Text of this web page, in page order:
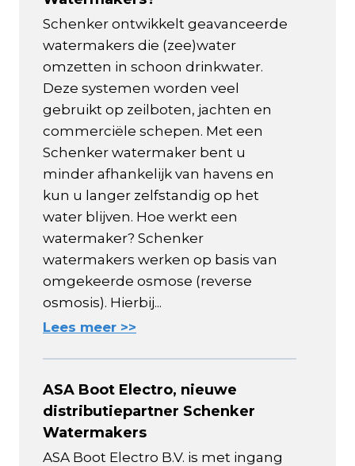
Schenker ontwikkelt geavanceerde
watermakers die (zee)water
omzetten in schoon drinkwater.
Deze systemen worden veel
gebruikt op zeilboten, jachten en
commerciële schepen. Met een
Schenker watermaker bent u
minder afhankelijk van havens en
kun u langer zelfstandig op het
water blijven. Hoe werkt een
watermaker? Schenker
watermakers werken op basis van
omgekeerde osmose (reverse
osmosis). Hierbij...
Lees meer >>
ASA Boot Electro, nieuwe
distributiepartner Schenker
Watermakers
ASA Boot Electro B.V. is met ingang